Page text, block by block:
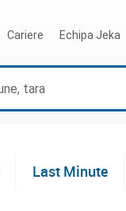
Cariere Echipa Jeka
Last Minute